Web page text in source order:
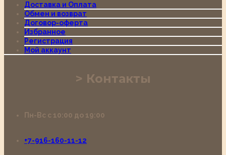
Доставка и Оплата
Обмен и возврат
Договор-оферта
Избранное
Регистрация
Мой аккаунт
Контакты
Пн-Вс с 10:00 до 19:00
+7-916-160-11-12